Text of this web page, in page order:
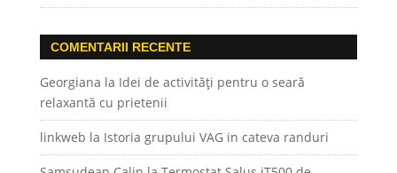
COMENTARII RECENTE
Georgiana la Idei de activități pentru o seară
relaxantă cu prietenii
linkweb la Istoria grupului VAG in cateva randuri